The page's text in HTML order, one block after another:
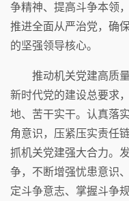
争精神、提高斗争本领
推进全面从严治党，确
的坚强领导核心。
推动机关党建高质
新时代党的建设总要求
地、苦干实干。认真落
角意识，压紧压实责任
抓机关党建强大合力。
争，不断增强忧患意识
定斗争意志、掌握斗争